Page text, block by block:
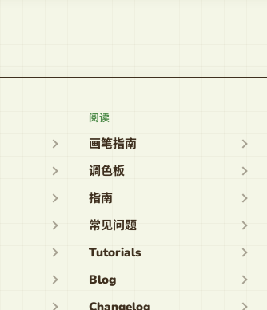
阅读
画笔指南
调色板
指南
常见问题
Tutorials
Blog
Changelog